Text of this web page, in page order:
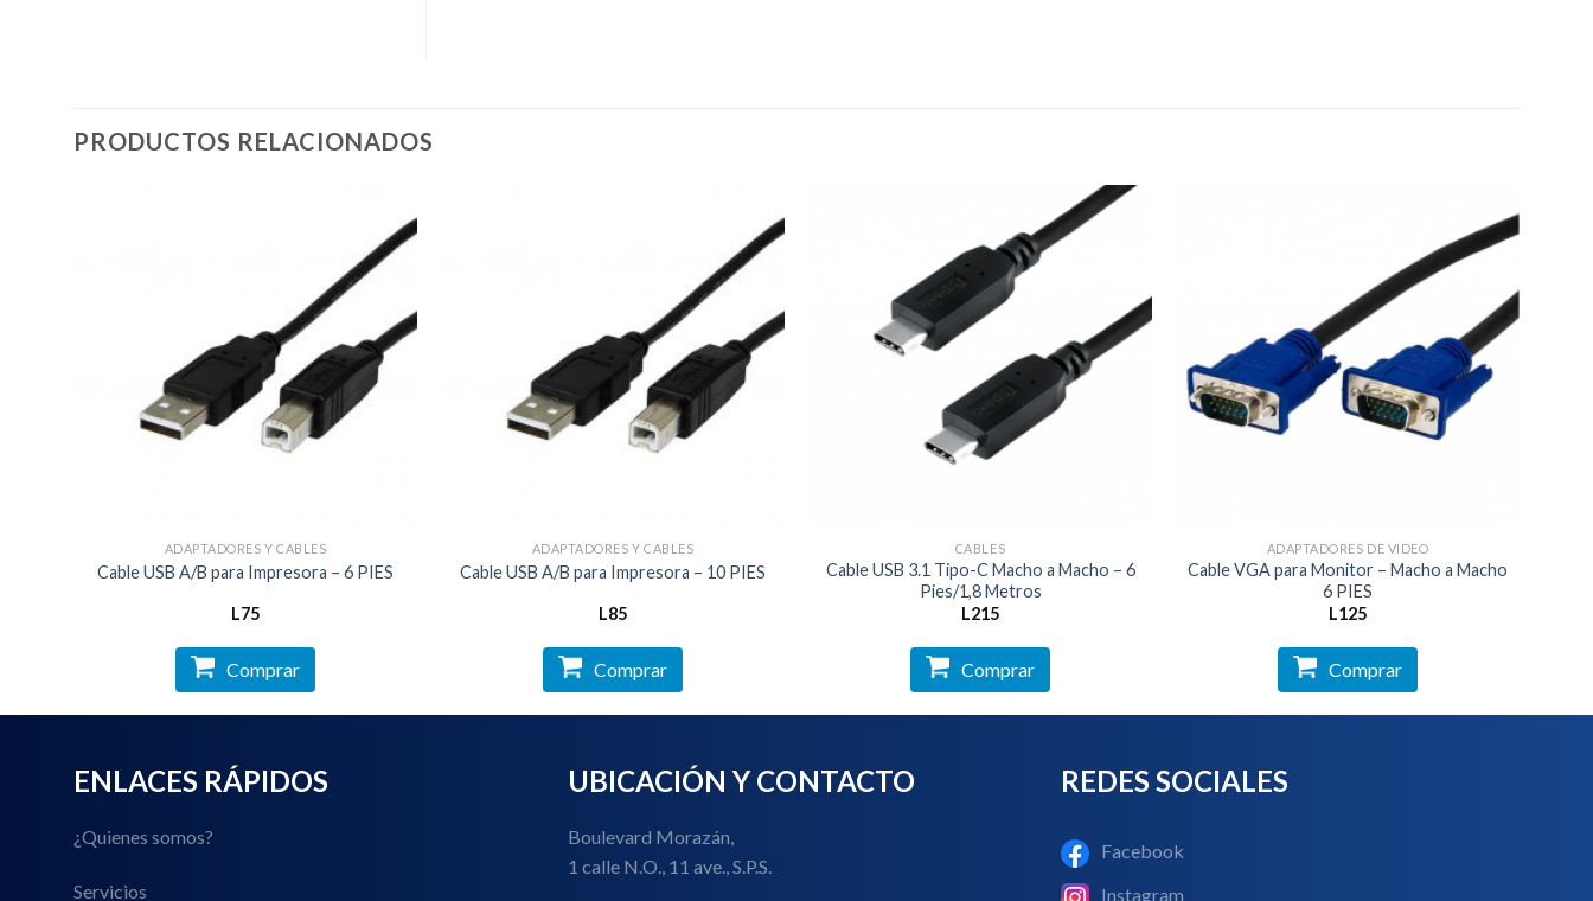
PRODUCTOS RELACIONADOS
ADAPTADORES Y CABLES
Cable USB A/B para Impresora – 6 PIES
L75
Comprar
ADAPTADORES Y CABLES
Cable USB A/B para Impresora – 10 PIES
L85
Comprar
CABLES
Cable USB 3.1 Tipo-C Macho a Macho – 6
Pies/1,8 Metros
L215
Comprar
ADAPTADORES DE VIDEO
Cable VGA para Monitor – Macho a Macho
6 PIES
L125
Comprar
ENLACES RÁPIDOS
¿Quienes somos?
Servicios
UBICACIÓN Y CONTACTO
Boulevard Morazán,
1 calle N.O., 11 ave., S.P.S.
REDES SOCIALES
Facebook
Instagram